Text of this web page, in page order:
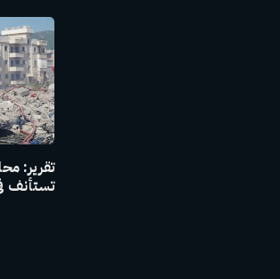
تقرير:
تستأنف